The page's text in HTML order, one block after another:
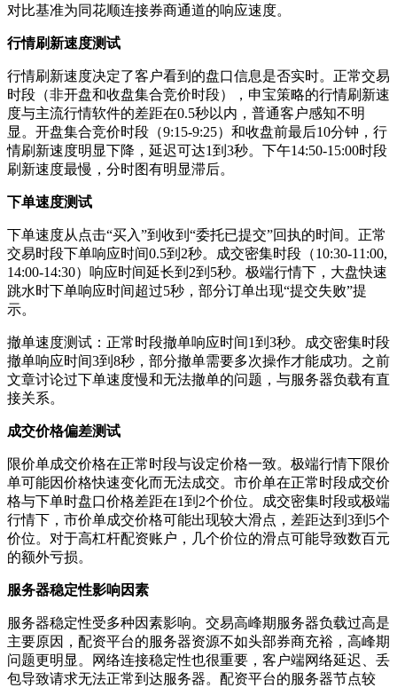
对比基准为同花顺连接券商通道的响应速度。
行情刷新速度测试
行情刷新速度决定了客户看到的盘口信息是否实时。正常交易
时段（非开盘和收盘集合竞价时段），申宝策略的行情刷新速
度与主流行情软件的差距在0.5秒以内，普通客户感知不明
显。开盘集合竞价时段（9:15-9:25）和收盘前最后10分钟，行
情刷新速度明显下降，延迟可达1到3秒。下午14:50-15:00时段
刷新速度最慢，分时图有明显滞后。
下单速度测试
下单速度从点击“买入”到收到“委托已提交”回执的时间。正常
交易时段下单响应时间0.5到2秒。成交密集时段（10:30-11:00,
14:00-14:30）响应时间延长到2到5秒。极端行情下，大盘快速
跳水时下单响应时间超过5秒，部分订单出现“提交失败”提
示。
撤单速度测试：正常时段撤单响应时间1到3秒。成交密集时段
撤单响应时间3到8秒，部分撤单需要多次操作才能成功。之前
文章讨论过下单速度慢和无法撤单的问题，与服务器负载有直
接关系。
成交价格偏差测试
限价单成交价格在正常时段与设定价格一致。极端行情下限价
单可能因价格快速变化而无法成交。市价单在正常时段成交价
格与下单时盘口价格差距在1到2个价位。成交密集时段或极端
行情下，市价单成交价格可能出现较大滑点，差距达到3到5个
价位。对于高杠杆配资账户，几个价位的滑点可能导致数百元
的额外亏损。
服务器稳定性影响因素
服务器稳定性受多种因素影响。交易高峰期服务器负载过高是
主要原因，配资平台的服务器资源不如头部券商充裕，高峰期
问题更明显。网络连接稳定性也很重要，客户端网络延迟、丢
包导致请求无法正常到达服务器。配资平台的服务器节点较